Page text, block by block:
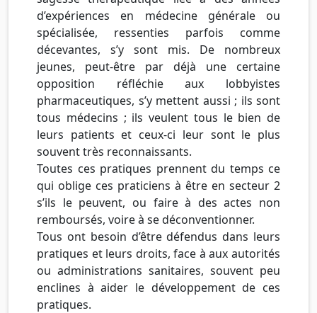
d’expériences en médecine générale ou
spécialisée, ressenties parfois comme
décevantes, s’y sont mis. De nombreux
jeunes, peut-être par déjà une certaine
opposition réfléchie aux lobbyistes
pharmaceutiques, s’y mettent aussi ; ils sont
tous médecins ; ils veulent tous le bien de
leurs patients et ceux-ci leur sont le plus
souvent très reconnaissants.
Toutes ces pratiques prennent du temps ce
qui oblige ces praticiens à être en secteur 2
s’ils le peuvent, ou faire à des actes non
remboursés, voire à se déconventionner.
Tous ont besoin d’être défendus dans leurs
pratiques et leurs droits, face à aux autorités
ou administrations sanitaires, souvent peu
enclines à aider le développement de ces
pratiques.